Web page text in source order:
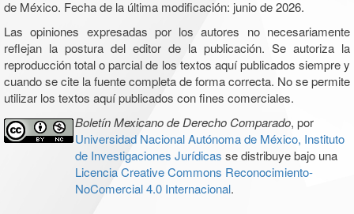
de México. Fecha de la última modificación: junio de 2026.
Las opiniones expresadas por los autores no necesariamente
reflejan la postura del editor de la publicación. Se autoriza la
reproducción total o parcial de los textos aquí publicados siempre y
cuando se cite la fuente completa de forma correcta. No se permite
utilizar los textos aquí publicados con fines comerciales.
Boletín Mexicano de Derecho Comparado, por
Universidad Nacional Autónoma de México, Instituto
de Investigaciones Jurídicas se distribuye bajo una
Licencia Creative Commons Reconocimiento-
NoComercial 4.0 Internacional.